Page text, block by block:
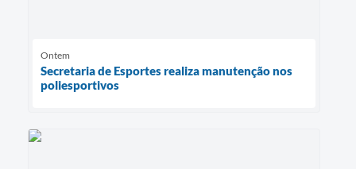
Ontem
Secretaria de Esportes realiza manutenção nos
poliesportivos